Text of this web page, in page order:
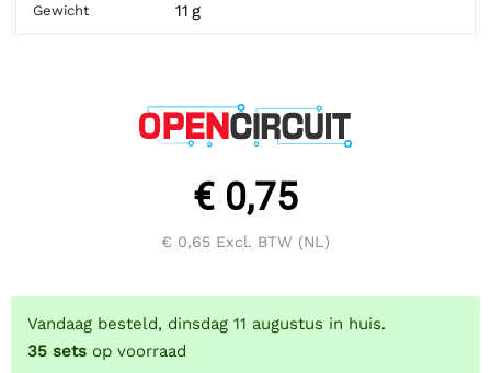
Gewicht 11 g
€ 0,75
€ 0,65 Excl. BTW (NL)
Vandaag besteld, dinsdag 11 augustus in huis.
35 sets op voorraad